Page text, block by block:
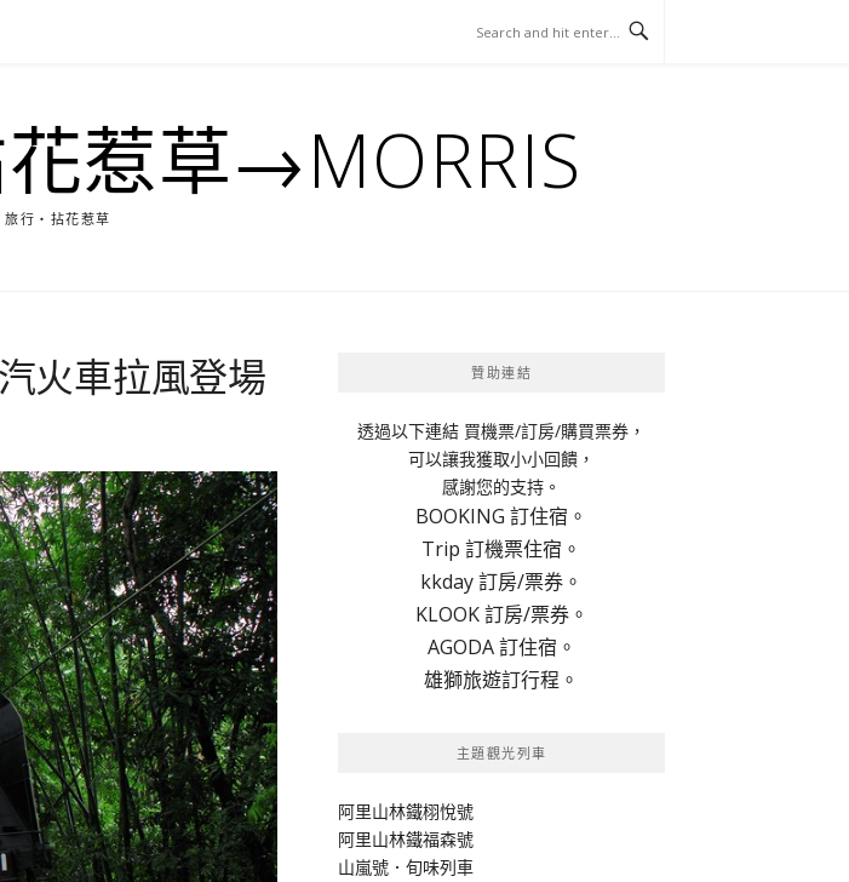
惹草→MORRIS
行‧拈花惹草
火車拉風登場 贊助連結
透過以下連結 買機票/訂房/購買票券，
可以讓我獲取小小回饋，
感謝您的支持。
BOOKING 訂住宿。
Trip 訂機票住宿。
kkday 訂房/票券。
KLOOK 訂房/票券。
AGODA 訂住宿。
雄獅旅遊訂行程。
主題觀光列車
阿里山林鐵栩悅號
阿里山林鐵福森號
山嵐號．旬味列車